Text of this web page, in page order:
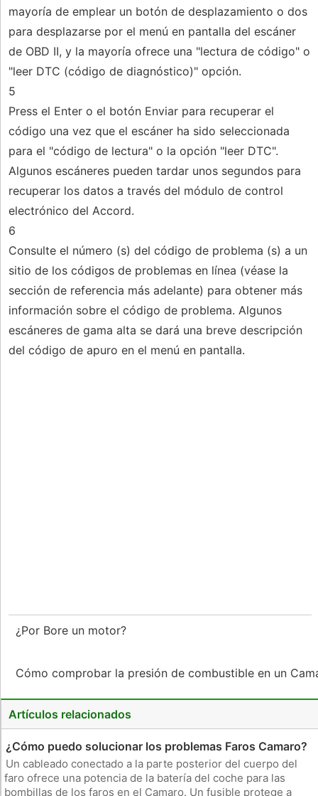
mayoría de emplear un botón de desplazamiento o dos
para desplazarse por el menú en pantalla del escáner
de OBD II, y la mayoría ofrece una "lectura de código" o
"leer DTC (código de diagnóstico)" opción.
5
Press el Enter o el botón Enviar para recuperar el
código una vez que el escáner ha sido seleccionada
para el "código de lectura" o la opción "leer DTC".
Algunos escáneres pueden tardar unos segundos para
recuperar los datos a través del módulo de control
electrónico del Accord.
6
Consulte el número (s) del código de problema (s) a un
sitio de los códigos de problemas en línea (véase la
sección de referencia más adelante) para obtener más
información sobre el código de problema. Algunos
escáneres de gama alta se dará una breve descripción
del código de apuro en el menú en pantalla.
¿Por Bore un motor?
Cómo comprobar la presión de combustible en un
Artículos relacionados
¿Cómo puedo solucionar los problemas Faros Camaro?
Un cableado conectado a la parte posterior del cuerpo del
faro ofrece una potencia de la batería del coche para las
bombillas de los faros en el Camaro. Un fusible protege a